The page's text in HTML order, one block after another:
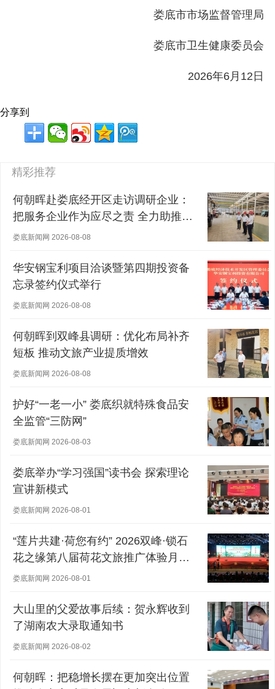
娄底市市场监督管理局
娄底市卫生健康委员会
2026年6月12日
分享到
精彩推荐
何朝晖赴娄底经开区走访调研企业：
把服务企业作为应尽之责 全力助推经
营主体稳健发展
娄底新闻网 2026-08-08
华安钢宝利项目洽谈暨第四期投资备
忘录签约仪式举行
娄底新闻网 2026-08-08
何朝晖到双峰县调研：优化布局补齐
短板 推动文旅产业提质增效
娄底新闻网 2026-08-08
护好“一老一小” 娄底织就特殊食品安
全监管“三防网”
娄底新闻网 2026-08-03
娄底举办“学习强国”读书会 探索理论
宣讲新模式
娄底新闻网 2026-08-01
“莲片共建·荷您有约” 2026双峰·锁石
花之缘第八届荷花文旅推广体验月盛
大开幕
娄底新闻网 2026-08-01
大山里的父爱故事后续：贺永辉收到
了湖南农大录取通知书
娄底新闻网 2026-08-02
何朝晖：把稳增长摆在更加突出位置